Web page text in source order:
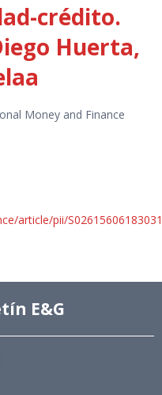
crédito.
Huerta,
Money and Finance
article/pii/
E&G